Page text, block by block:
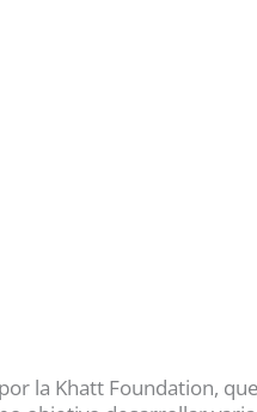
la Khatt Foundation,